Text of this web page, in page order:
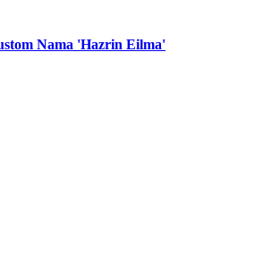
Nama 'Hazrin Eilma'